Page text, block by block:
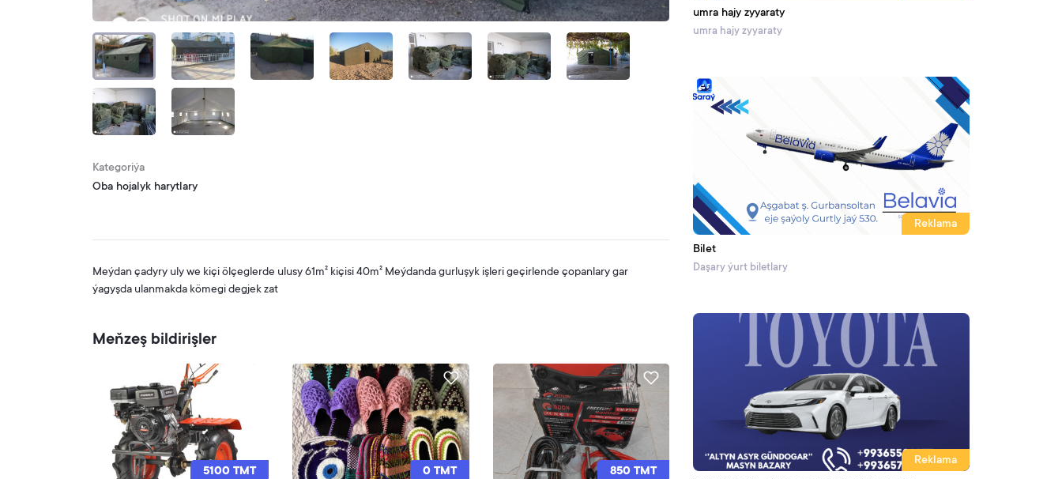
Kategoriýa
Oba hojalyk harytlary
Meýdan çadyry uly we kiçi ölçeglerde ulusy 61m² kiçisi 40m² Meýdanda gurluşyk işleri geçirlende çopanlary gar
ýagyşda ulanmakda kömegi degjek zat
Meňzeş bildirişler
5100 TMT 0 TMT 850 TMT
umra hajy zyyaraty
umra hajy zyyaraty
Reklama
Bilet
Daşary ýurt biletlary
Reklama